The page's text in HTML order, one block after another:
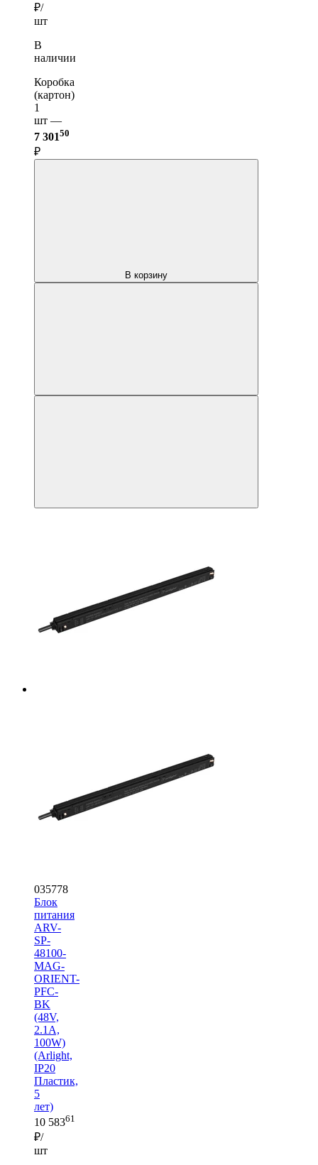
₽/
шт
В
наличии
Коробка
(картон)
1
шт —
7 30150
₽
В корзину
035778
Блок
питания
ARV-
SP-
48100-
MAG-
ORIENT-
PFC-
BK
(48V,
2.1A,
100W)
(Arlight,
IP20
Пластик,
5
лет)
10 58361
₽/
шт